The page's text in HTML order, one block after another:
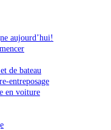
aujourd’hui!
de bateau
entreposage
en voiture